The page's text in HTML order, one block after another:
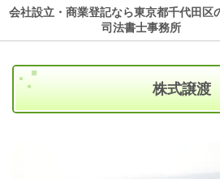
会社設立・商業登記なら東京都千代田区
司法書士事務所
株式譲渡